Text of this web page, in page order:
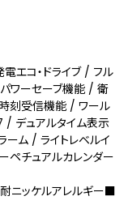
エコ・ドライブ / フル
ワーセーブ機能 / 衛
刻受信機能 / ワール
/ デュアルタイム表示
ーム / ライトレベルイ
チュアルカレンダー
ニッケルアレルギー■